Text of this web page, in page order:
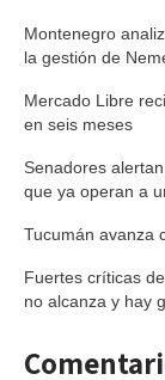
Montenegro
la gestión de
Mercado Libre
en seis meses
Senadores
que ya operan a
Tucumán avanza
Fuertes críticas
no alcanza y hay